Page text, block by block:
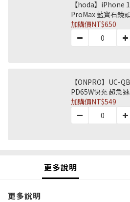
【hoda】iPhone
ProMax 藍寶石鏡
加購價NT$650
【ONPRO】UC-
PD65W快充 超急
加購價NT$549
更多說明
更多說明